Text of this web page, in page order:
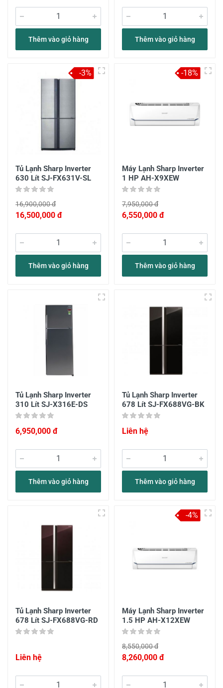
Thêm vào giỏ hàng Thêm vào giỏ hàng
Tủ Lạnh Sharp Inverter
630 Lít SJ-FX631V-SL
16,900,000 đ
16,500,000 đ
Thêm vào giỏ hàng
-3%
Máy Lạnh Sharp Inverter
1 HP AH-X9XEW
7,950,000 đ
6,550,000 đ
Thêm vào giỏ hàng
-18%
Tủ Lạnh Sharp Inverter
310 Lít SJ-X316E-DS
6,950,000 đ
Thêm vào giỏ hàng
Tủ Lạnh Sharp Inverter
678 Lít SJ-FX688VG-BK
Liên hệ
Thêm vào giỏ hàng
Tủ Lạnh Sharp Inverter
678 Lít SJ-FX688VG-RD
Liên hệ
Máy Lạnh Sharp Inverter
1.5 HP AH-X12XEW
8,550,000 đ
8,260,000 đ
-4%